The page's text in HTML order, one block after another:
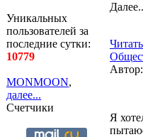
Уникальных
пользователей за
последние сутки:
10779
MONMOON,
далее...
Счетчики
Автор:
Я